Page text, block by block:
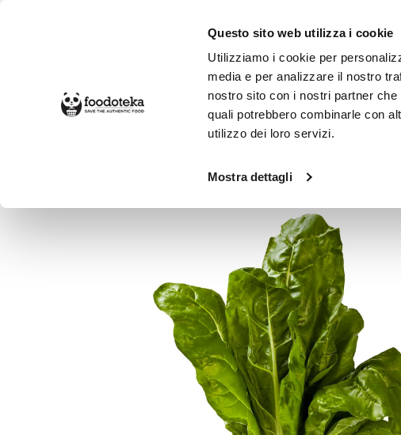
Questo sito web utilizza i cookie
Utilizziamo i cookie per
media e per analizzare il nostro
nostro sito con i nostri partner
quali potrebbero combinarle con
utilizzo dei loro servizi.
Mostra dettagli
SPESA ONLINE DA NON PERDERE